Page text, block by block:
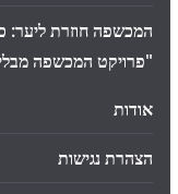
המכשפה חוזרת ליער:
"פרויקט המכשפה
אודות
הצהרת נגישות